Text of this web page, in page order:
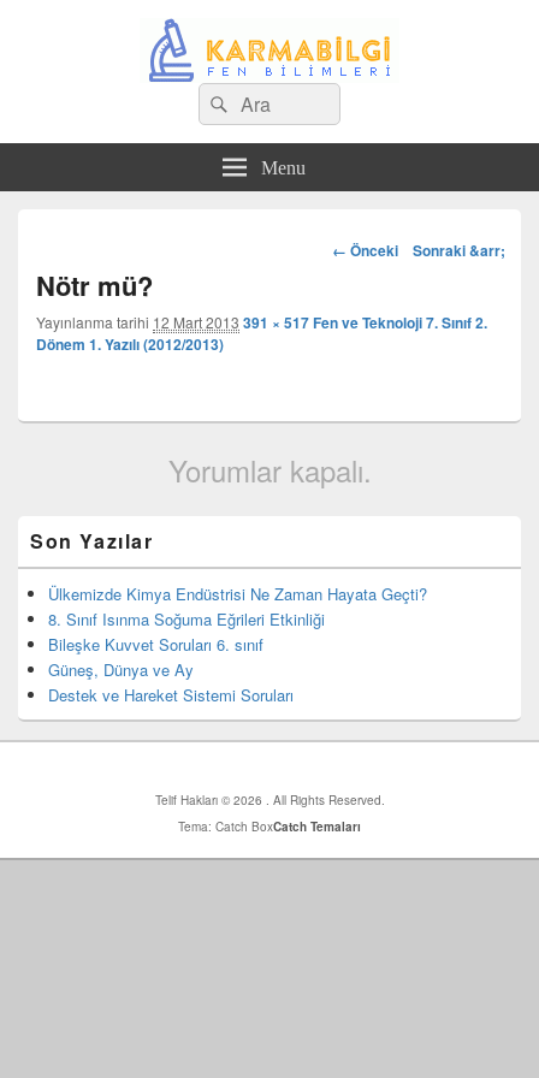
Search
for:
Ara
Menu
Görsel
← Önceki Sonraki &arr;
Nötr mü?
Yayınlanma tarihi 12 Mart 2013 391 × 517Fen ve Teknoloji 7. Sınıf 2.
Dönem 1. Yazılı (2012/2013)
Yorumlar kapalı.
yan
bar
eklenti
bölgesi
Son Yazılar
Ülkemizde Kimya Endüstrisi Ne Zaman Hayata Geçti?
8. Sınıf Isınma Soğuma Eğrileri Etkinliği
Bileşke Kuvvet Soruları 6. sınıf
Güneş, Dünya ve Ay
Destek ve Hareket Sistemi Soruları
Telif Hakları © 2026 . All Rights Reserved.
Tema: Catch BoxCatch Temaları